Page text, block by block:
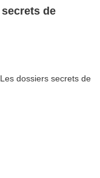
de